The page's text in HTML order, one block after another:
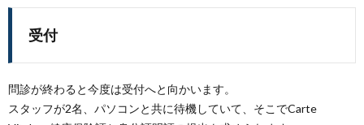
受付
問診が終わると今度は受付へと向かいます。
スタッフが2名、パソコンと共に待機していて、そこでCarte